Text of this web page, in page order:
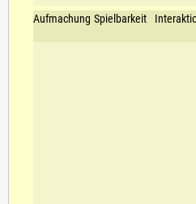
Aufmachung Spielbarkeit